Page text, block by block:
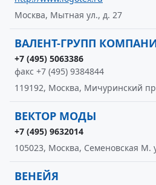
Москва, Мытная ул., д. 27
ВАЛЕНТ-ГРУПП
+7 (495) 5063386
факс +7 (495) 9384844
119192, Москва, Мичуринский
ВЕКТОР МОДЫ
+7 (495) 9632014
105023, Москва, Семеновская М.
ВЕНЕЙЯ